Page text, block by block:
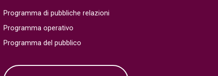
Programma di pubbliche relazioni
Programma operativo
Programma del pubblico